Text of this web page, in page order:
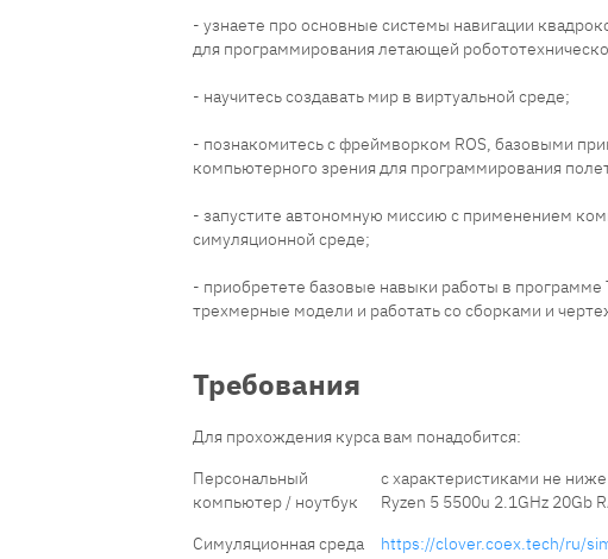
- узнаете про основные системы навигации
для программирования летающей
- научитесь создавать мир в виртуальной среде;
- познакомитесь с фреймворком ROS, базовыми
компьютерного зрения для программирования
- запустите автономную миссию с применением
симуляционной среде;
- приобретете базовые навыки работы в программе
трехмерные модели и работать со сборками и
Требования
Для прохождения курса вам понадобится:
Персональный
компьютер / ноутбук
с характеристиками не
Ryzen 5 5500u 2.1GHz 20Gb
Симуляционная среда
https://clover.coex.tech/ru/